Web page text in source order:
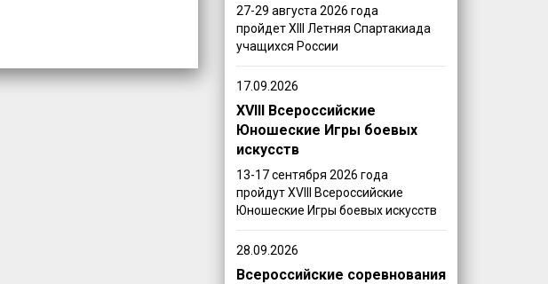
27-29 августа 2026 года
пройдет XIII Летняя Спартакиада
учащихся России
17.09.2026
XVIII Всероссийские
Юношеские Игры боевых
искусств
13-17 сентября 2026 года
пройдут XVIII Всероссийские
Юношеские Игры боевых искусств
28.09.2026
Всероссийские соревнования